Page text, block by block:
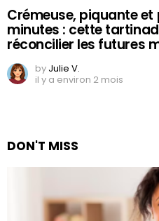
Crémeuse, piquante et
minutes : cette
réconcilier les futures
by Julie V.
il y a environ 2 mois
DON'T MISS